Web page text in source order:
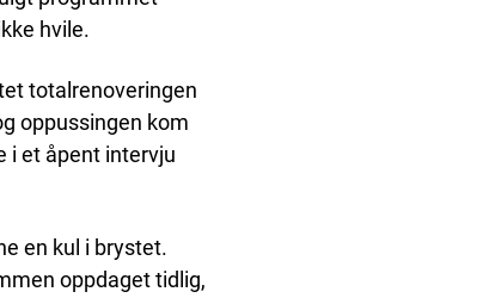
hvile.
totalrenoveringen
oppussingen kom
i et åpent intervju
en kul i brystet.
oppdaget tidlig,